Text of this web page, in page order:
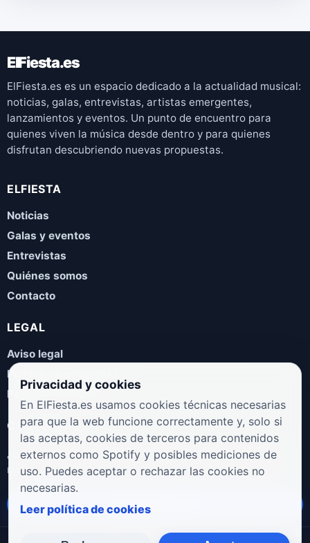
ElFiesta.es
ElFiesta.es es un espacio dedicado a la actualidad musical:
noticias, galas, entrevistas, artistas emergentes,
lanzamientos y eventos. Un punto de encuentro para
quienes viven la música desde dentro y para quienes
disfrutan descubriendo nuevas propuestas.
ELFIESTA
Noticias
Galas y eventos
Entrevistas
Quiénes somos
Contacto
LEGAL
Aviso legal
Política de privacidad
Política de cookies
COLABORA
¿Eres artista, manager, sello o promotor? Envíanos tus
novedades, galas, entrevistas o propuestas musicales.
Enviar propuesta
Privacidad y cookies
En ElFiesta.es usamos cookies técnicas necesarias
para que la web funcione correctamente y, solo si
las aceptas, cookies de terceros para contenidos
externos como Spotify y posibles mediciones de
uso. Puedes aceptar o rechazar las cookies no
necesarias.
Leer política de cookies